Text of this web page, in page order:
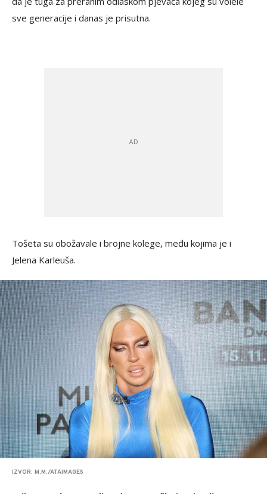
sve generacije i danas je prisutna.
Tošeta su obožavale i brojne kolege, među kojima je i
Jelena Karleuša.
IZVOR: M.M./ATAIMAGES